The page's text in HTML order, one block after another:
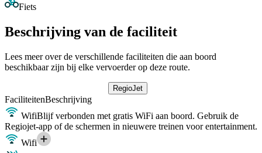
Fiets
Beschrijving van de faciliteit
Lees meer over de verschillende faciliteiten die aan boord
beschikbaar zijn bij elke vervoerder op deze route.
RegioJet
FaciliteitenBeschrijving
WifiBlijf verbonden met gratis WiFi aan boord. Gebruik de
Regiojet-app of de schermen in nieuwere treinen voor entertainment.
Wifi